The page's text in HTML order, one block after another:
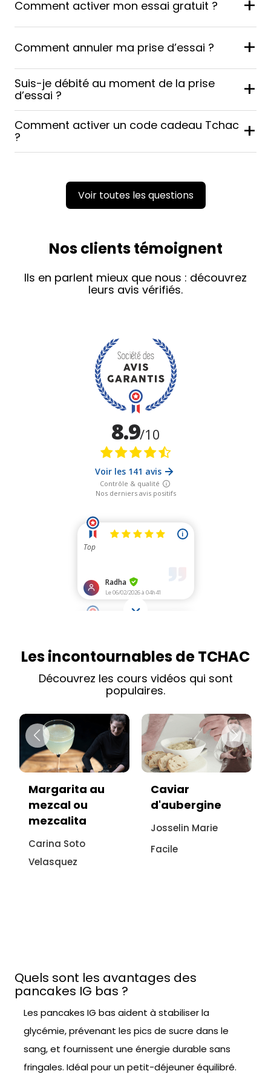
Comment activer mon essai gratuit ? +
Comment annuler ma prise d’essai ? +
Suis-je débité au moment de la prise
d’essai ?
+
Comment activer un code cadeau Tchac
?
+
Voir toutes les questions
Nos clients témoignent
Ils en parlent mieux que nous : découvrez
leurs avis vérifiés.
Les incontournables de TCHAC
Découvrez les cours vidéos qui sont
populaires.
Caviar
d'aubergine
Josselin Marie
Facile
Vitello tonnato
sans viande :
recette
italienne à
l'aubergine
Quels sont les avantages des
pancakes IG bas ?
Les pancakes IG bas aident à stabiliser la
glycémie, prévenant les pics de sucre dans le
sang, et fournissent une énergie durable sans
fringales. Idéal pour un petit-déjeuner équilibré.